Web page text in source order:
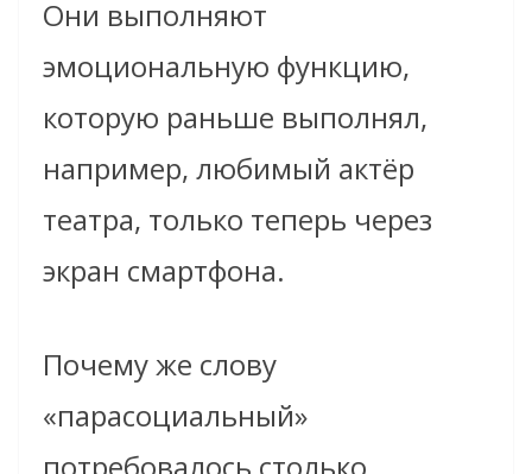
Они выполняют
эмоциональную функцию,
которую раньше выполнял,
например, любимый актёр
театра, только теперь через
экран смартфона.
Почему же слову
«парасоциальный»
потребовалось столько